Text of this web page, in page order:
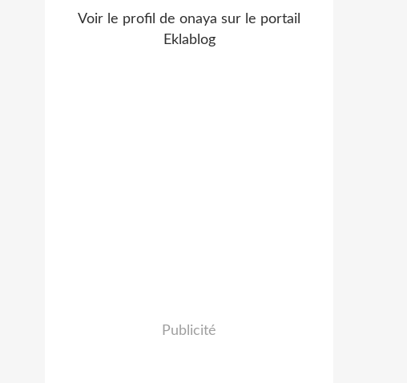
Voir le profil de onaya sur le portail
Eklablog
Publicité